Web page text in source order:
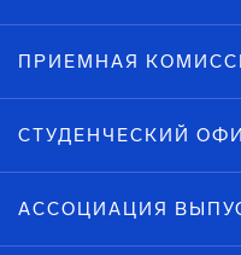
ПРИЕМНАЯ
СТУДЕНЧЕСКИЙ
АССОЦИАЦИЯ